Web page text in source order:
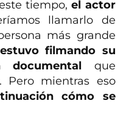
tiempo, el actor
llamarlo de
más grande
estuvo filmando su
documental que
Pero mientras eso
cómo se